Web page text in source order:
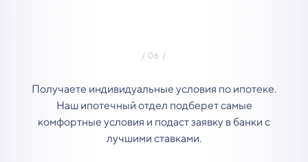
Получаете индивидуальные условия по ипотеке.
Наш ипотечный отдел подберет самые
комфортные условия и подаст заявку в банки с
лучшими ставками.